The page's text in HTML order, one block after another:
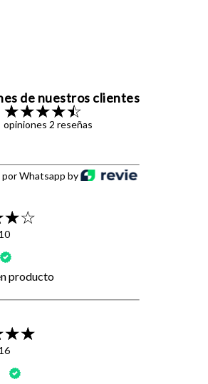
de nuestros clientes
opiniones 2 reseñas
por Whatsapp by
producto